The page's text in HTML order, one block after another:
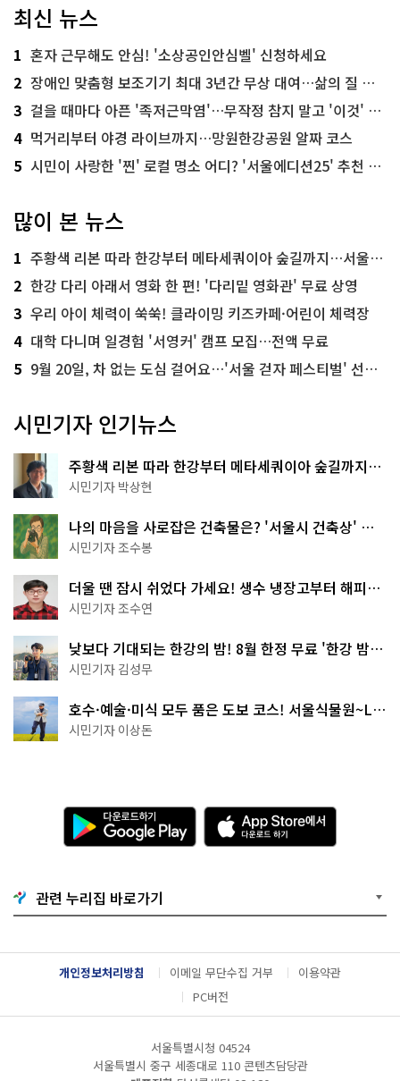
최신 뉴스
1 혼자 근무해도 안심! '소상공인안심벨' 신청하세요
2 장애인 맞춤형 보조기기 최대 3년간 무상 대여…삶의 질 높인다
3 걸을 때마다 아픈 '족저근막염'…무작정 참지 말고 '이것' 해보세요!
4 먹거리부터 야경 라이브까지…망원한강공원 알짜 코스
5 시민이 사랑한 '찐' 로컬 명소 어디? '서울에디션25' 추천 코스
많이 본 뉴스
1 주황색 리본 따라 한강부터 메타세쿼이아 숲길까지…서울둘레길 15코스
2 한강 다리 아래서 영화 한 편! '다리밑 영화관' 무료 상영
3 우리 아이 체력이 쑥쑥! 클라이밍 키즈카페·어린이 체력장
4 대학 다니며 일경험 '서영커' 캠프 모집…전액 무료
5 9월 20일, 차 없는 도심 걸어요…'서울 걷자 페스티벌' 선착순 5천명
시민기자 인기뉴스
주황색 리본 따라 한강부터 메타세쿼이아 숲길까지…
서울둘레길 15코스
시민기자 박상현
나의 마음을 사로잡은 건축물은? '서울시 건축상' 수
상작 공개!
시민기자 조수봉
더울 땐 잠시 쉬었다 가세요! 생수 냉장고부터 해피소
·무더위쉼터까지
시민기자 조수연
낮보다 기대되는 한강의 밤! 8월 한정 무료 '한강 밤
핑' 예약은?
시민기자 김성무
호수·예술·미식 모두 품은 도보 코스! 서울식물원~LG
아트센터~마곡테라스거리
시민기자 이상돈
다
운
로
기
G
o
g
l
e
l
A
p
p
e
서
다
운
드
관련 누리집 바로가기
개인정보처리방침 이메일 무단수집 거부
이용약관
PC버전
서울특별시청 04524
서울특별시 중구 세종대로 110 콘텐츠담당관